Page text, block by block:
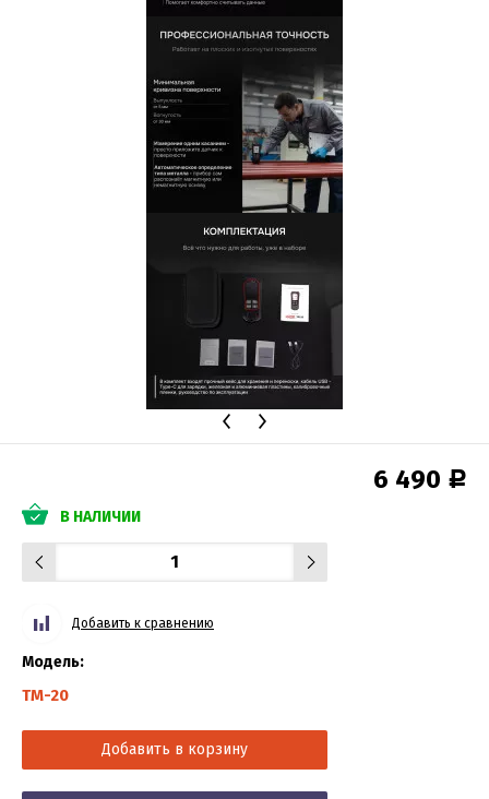
6 490 Р
В НАЛИЧИИ
Добавить к сравнению
Модель:
TM-20
Добавить в корзину